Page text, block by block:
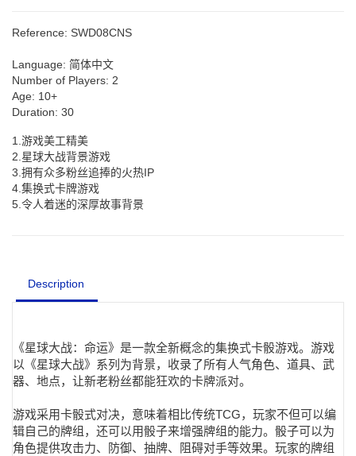
Reference: SWD08CNS
Language: 简体中文
Number of Players: 2
Age: 10+
Duration: 30
1.游戏美工精美
2.星球大战背景游戏
3.拥有众多粉丝追捧的火热IP
4.集换式卡牌游戏
5.令人着迷的深厚故事背景
Description
《星球大战：命运》是一款全新概念的集换式卡骰游戏。游戏
以《星球大战》系列为背景，收录了所有人气角色、道具、武
器、地点，让新老粉丝都能狂欢的卡牌派对。
游戏采用卡骰式对决，意味着相比传统TCG，玩家不但可以编
辑自己的牌组，还可以用骰子来增强牌组的能力。骰子可以为
角色提供攻击力、防御、抽牌、阻碍对手等效果。玩家的牌组